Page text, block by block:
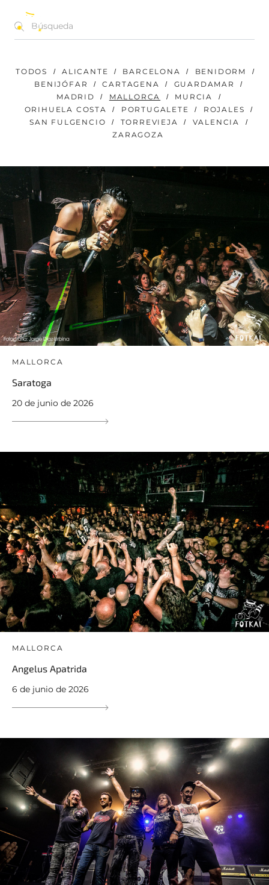
TODOS ALICANTE BARCELONA
BENIDORM
BENIJÓFAR
CARTAGENA
GUARDAMAR
MADRID
MALLORCA
MURCIA
ORIHUELA COSTA
PORTUGALETE
ROJALES
SAN FULGENCIO
TORREVIEJA
VALENCIA
ZARAGOZA
MALLORCA
Saratoga
20 de junio de 2026
MALLORCA
Angelus Apatrida
6 de junio de 2026